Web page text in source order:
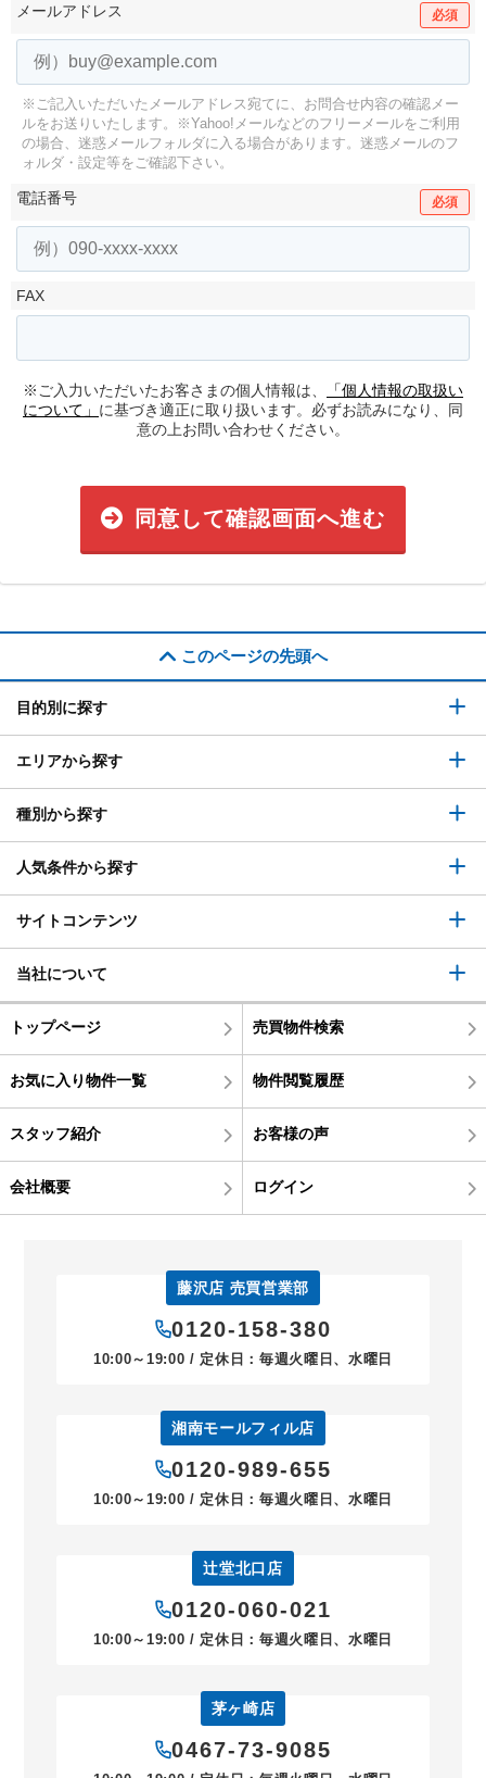
メールアドレス 必須
※ご記入いただいたメールアドレス宛てに、お問合せ内容の確認メー
ルをお送りいたします。
※Yahoo!メールなどのフリーメールをご利用
の場合、迷惑メールフォルダに入る場合があります。 迷惑メールのフ
ォルダ・設定等をご確認下さい。
電話番号 必須
FAX
※ご入力いただいたお客さまの個人情報は、
「個人情報の取扱い
について」 に基づき適正に取り扱います。必ずお読みになり、同
意の上お問い合わせください。
同意して確認画面へ進む
このページの先頭へ
目的別に探す
エリアから探す
種別から探す
人気条件から探す
サイトコンテンツ
当社について
トップページ 売買物件検索
お気に入り物件一覧 物件閲覧履歴
スタッフ紹介 お客様の声
会社概要 ログイン
藤沢店 売買営業部
0120-158-380
10:00～19:00 / 定休日：毎週火曜日、水曜日
湘南モールフィル店
0120-989-655
10:00～19:00 / 定休日：毎週火曜日、水曜日
辻堂北口店
0120-060-021
10:00～19:00 / 定休日：毎週火曜日、水曜日
茅ヶ崎店
0467-73-9085